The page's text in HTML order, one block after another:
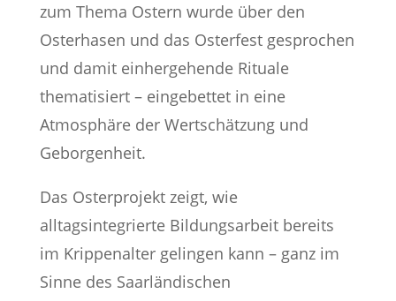
zum Thema Ostern wurde über den
Osterhasen und das Osterfest gesprochen
und damit einhergehende Rituale
thematisiert – eingebettet in eine
Atmosphäre der Wertschätzung und
Geborgenheit.
Das Osterprojekt zeigt, wie
alltagsintegrierte Bildungsarbeit bereits
im Krippenalter gelingen kann – ganz im
Sinne des Saarländischen